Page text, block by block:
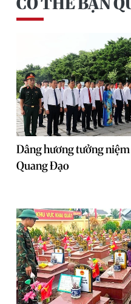
Dâng hương tưởng
Quang Đạo